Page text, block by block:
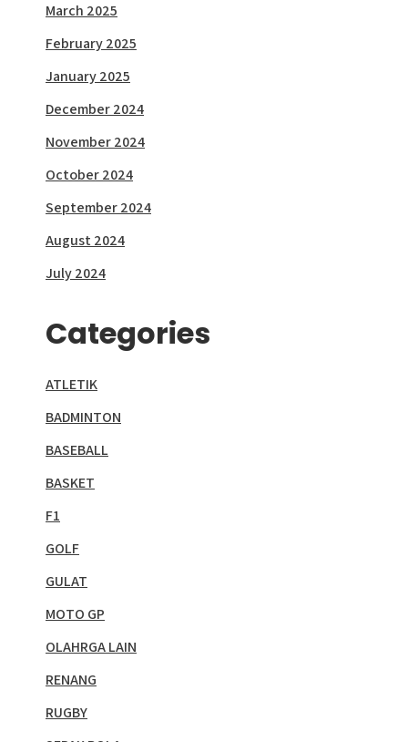
March 2025
February 2025
January 2025
December 2024
November 2024
October 2024
September 2024
August 2024
July 2024
Categories
ATLETIK
BADMINTON
BASEBALL
BASKET
F1
GOLF
GULAT
MOTO GP
OLAHRGA LAIN
RENANG
RUGBY